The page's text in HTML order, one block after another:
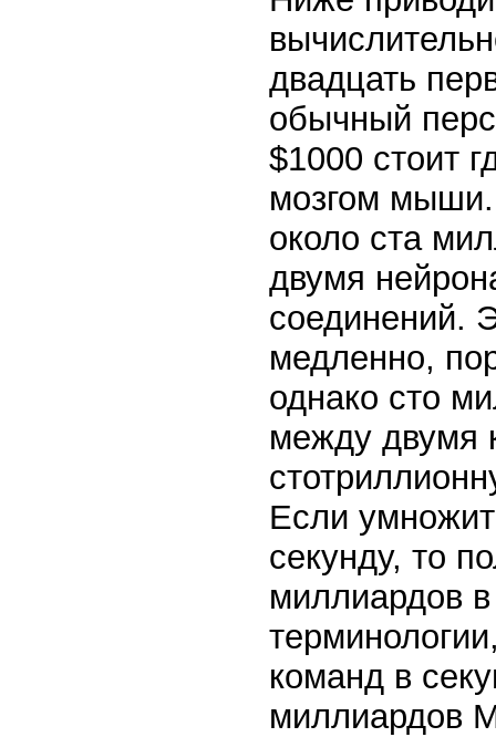
двадцать
обычный
$1000 стоит
мозгом мыши.
около ста
двумя
соединений.
медленно,
однако сто
между двумя
Если
секунду, то
миллиардов
команд в
миллиардов